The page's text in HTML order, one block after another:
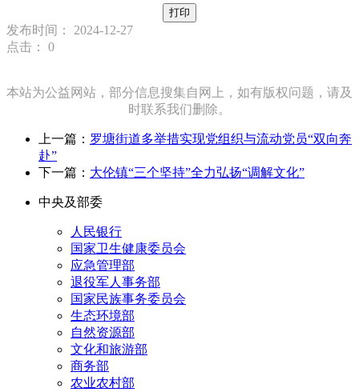
打印
发布时间： 2024-12-27
点击： 0
本站为公益网站，部分信息搜集自网上，如有版权问题，请及
时联系我们删除。
上一篇： 罗塘街道多举措实现党组织与流动党员“双向奔
赴”
下一篇： 大伦镇“三个坚持”全力弘扬“调解文化”
中央及部委
人民银行
国家卫生健康委员会
应急管理部
退役军人事务部
国家民族事务委员会
生态环境部
自然资源部
文化和旅游部
商务部
农业农村部